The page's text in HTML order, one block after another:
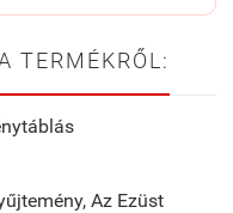
TERMÉKRŐL:
Az Ezüst